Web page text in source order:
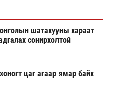
шатахууны хараат
сонирхолтой
цаг агаар ямар байх